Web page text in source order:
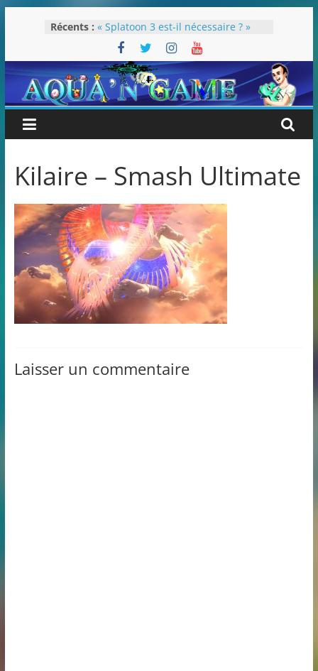
Récents : « Splatoon 3 est-il nécessaire ? »
« Dans les coulisses des JV Harry
Potter »
Pokémon Écarlate : ceci est une
révolution (ou pas) !
Attentes 2023
Rétrospective 2022
Kilaire – Smash Ultimate
Laisser un commentaire